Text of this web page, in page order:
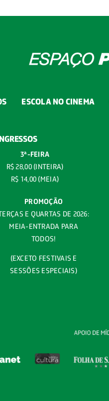
ESCOLA NO CINEMA
3ª-FEIRA
R$ 28,00 (INTEIRA)
R$ 14,00 (MEIA)
PROMOÇÃO
E QUARTAS DE 2026:
MEIA-ENTRADA PARA
TODOS!
(EXCETO FESTIVAIS E
SESSÕES ESPECIAIS)